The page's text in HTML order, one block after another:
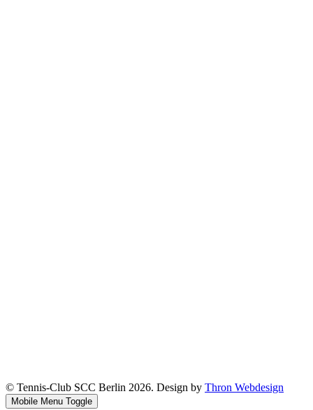
© Tennis-Club SCC Berlin 2026. Design by Thron Webdesign
Mobile Menu Toggle